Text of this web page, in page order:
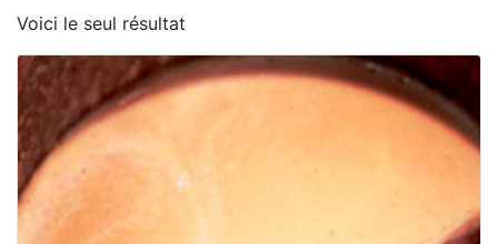
Voici le seul résultat